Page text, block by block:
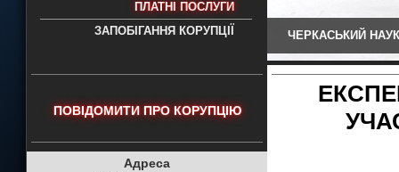
науково-дослідний експертно-
- проведення всих видів судових
експертиз
ПЛАТНІ ПОСЛУГИ
ЗАПОБІГАННЯ КОРУПЦІЇ
ЧЕРКАСЬКИЙ
ПОВІДОМИТИ ПРО КОРУПЦІЮ
Адреса